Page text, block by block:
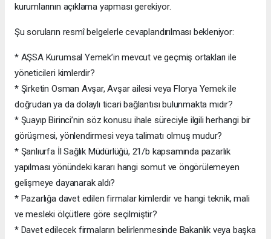
kurumlarının açıklama yapması gerekiyor.
Şu soruların resmî belgelerle cevaplandırılması bekleniyor:
* AŞSA Kurumsal Yemek’in mevcut ve geçmiş ortakları ile
yöneticileri kimlerdir?
* Şirketin Osman Avşar, Avşar ailesi veya Florya Yemek ile
doğrudan ya da dolaylı ticari bağlantısı bulunmakta mıdır?
* Şuayıp Birinci’nin söz konusu ihale süreciyle ilgili herhangi bir
görüşmesi, yönlendirmesi veya talimatı olmuş mudur?
* Şanlıurfa İl Sağlık Müdürlüğü, 21/b kapsamında pazarlık
yapılması yönündeki kararı hangi somut ve öngörülemeyen
gelişmeye dayanarak aldı?
* Pazarlığa davet edilen firmalar kimlerdir ve hangi teknik, mali
ve mesleki ölçütlere göre seçilmiştir?
* Davet edilecek firmaların belirlenmesinde Bakanlık veya başka